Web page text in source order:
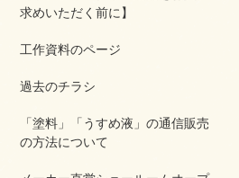
求めいただく前に】
工作資料のページ
過去のチラシ
「塗料」「うすめ液」の通信販売
の方法について